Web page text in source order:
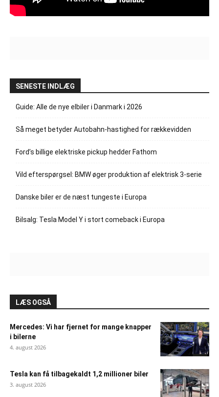
SENESTE INDLÆG
Guide: Alle de nye elbiler i Danmark i 2026
Så meget betyder Autobahn-hastighed for rækkevidden
Ford’s billige elektriske pickup hedder Fathom
Vild efterspørgsel: BMW øger produktion af elektrisk 3-serie
Danske biler er de næst tungeste i Europa
Bilsalg: Tesla Model Y i stort comeback i Europa
LÆS OGSÅ
Mercedes: Vi har fjernet for mange knapper
i bilerne
4. august 2026
Tesla kan få tilbagekaldt 1,2 millioner biler
3. august 2026